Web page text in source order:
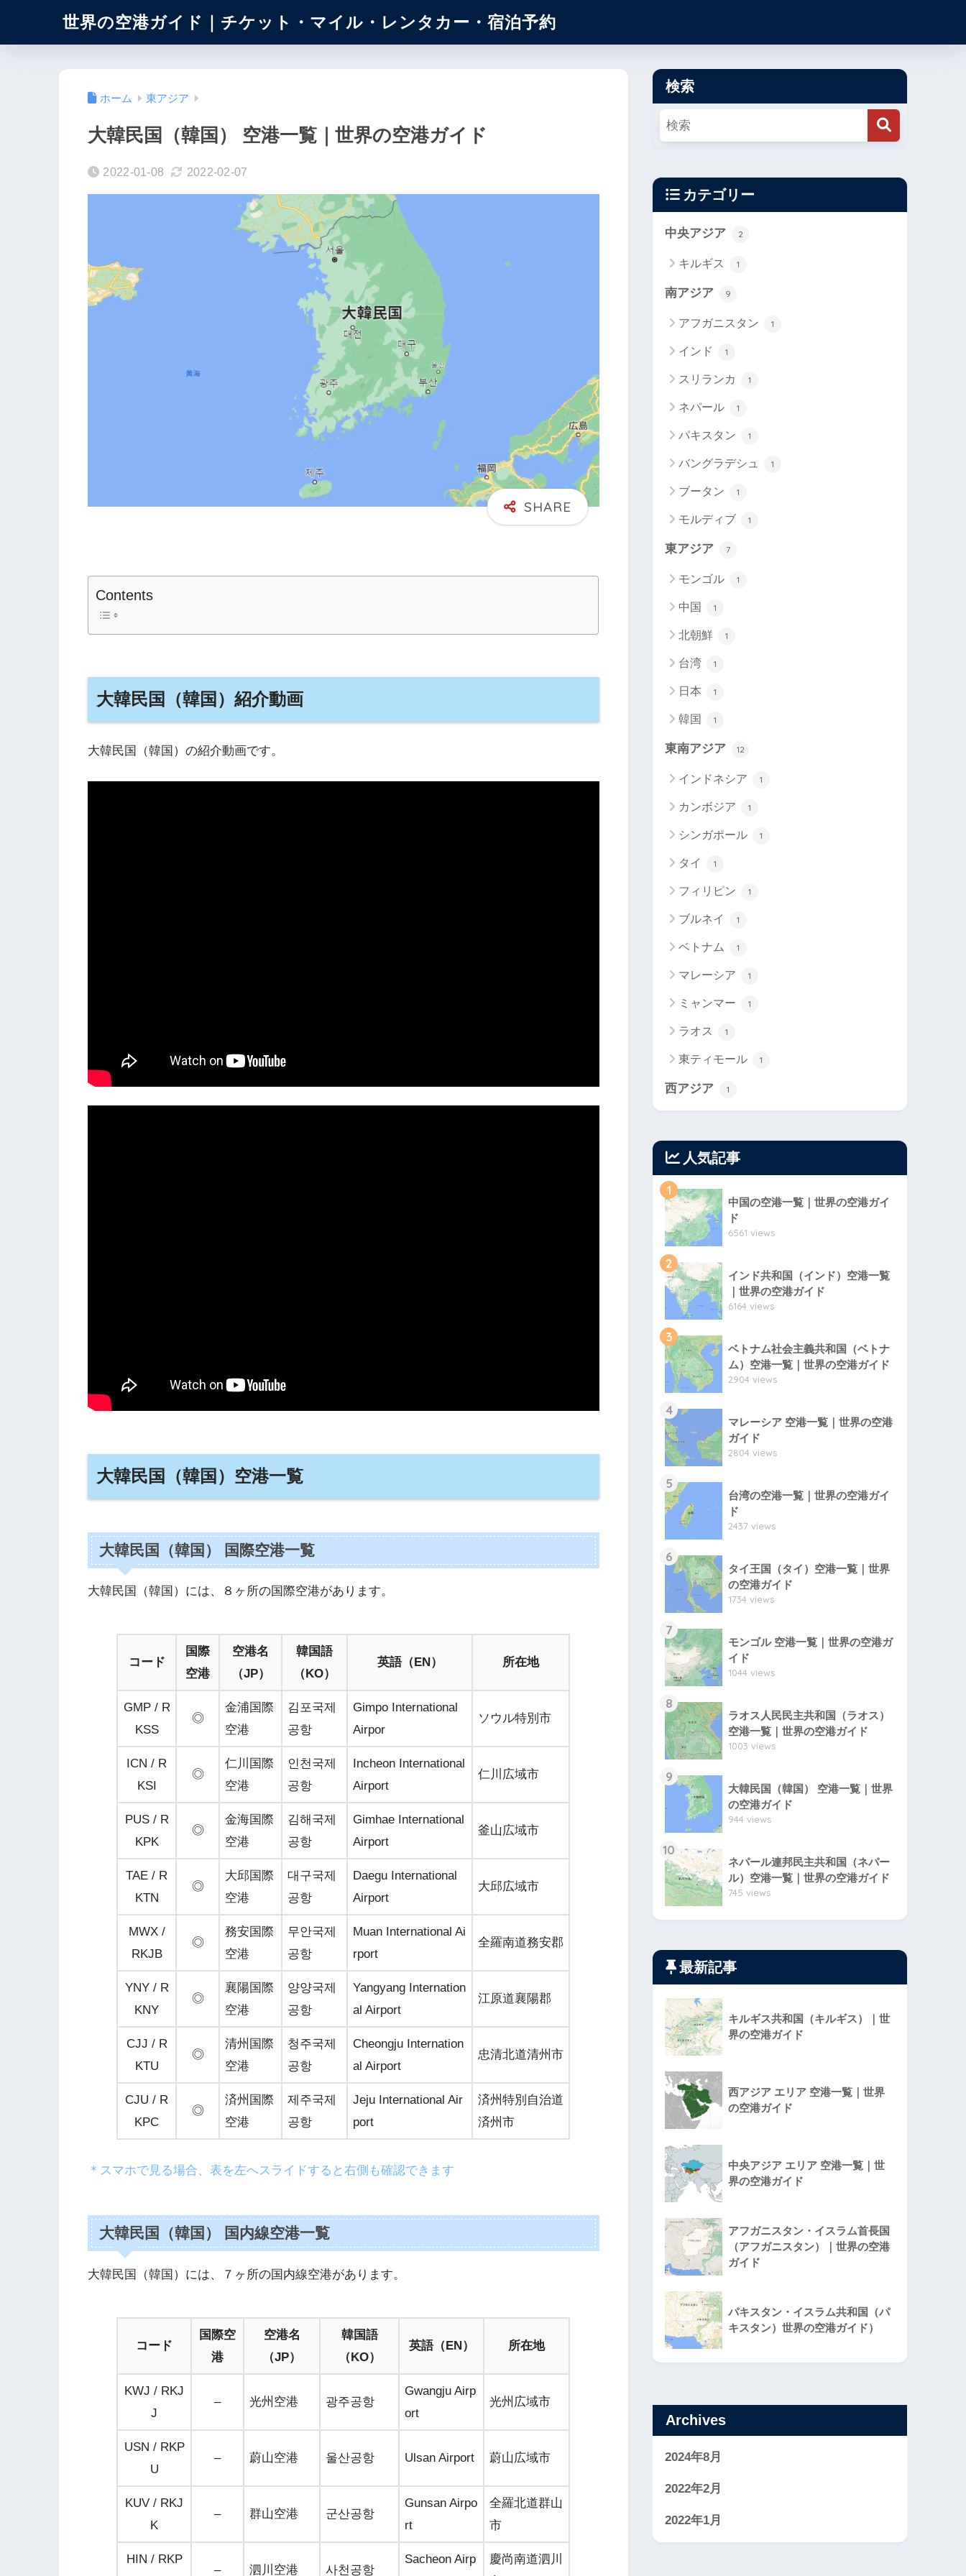
世界の空港ガイド｜チケット・マイル・レンタカー・宿泊予約
ホーム 東アジア
大韓民国（韓国） 空港一覧｜世界の空港ガイド
2022-01-08 2022-02-07
Contents
大韓民国（韓国）紹介動画
大韓民国（韓国）の紹介動画です。
大韓民国（韓国）空港一覧
大韓民国（韓国） 国際空港一覧
大韓民国（韓国）には、８ヶ所の国際空港があります。
コード
国際
空港
空港名
（JP）
韓国語
（KO）
英語（EN） 所在地
GMP / R
KSS
◎
金浦国際
空港
김포국제
공항
Gimpo International
Airpor
ソウル特別市
ICN / R
KSI
◎
仁川国際
空港
인천국제
공항
Incheon International
Airport
仁川広域市
PUS / R
KPK
◎
金海国際
空港
김해국제
공항
Gimhae International
Airport
釜山広域市
TAE / R
KTN
◎
大邱国際
空港
대구국제
공항
Daegu International
Airport
大邱広域市
MWX /
RKJB
◎
務安国際
空港
무안국제
공항
Muan International Ai
rport
全羅南道務安郡
YNY / R
KNY
◎
襄陽国際
空港
양양국제
공항
Yangyang Internation
al Airport
江原道襄陽郡
CJJ / R
KTU
◎
清州国際
空港
청주국제
공항
Cheongju Internation
al Airport
忠清北道清州市
CJU / R
KPC
◎
済州国際
空港
제주국제
공항
Jeju International Air
port
済州特別自治道
済州市
＊スマホで見る場合、表を左へスライドすると右側も確認できます
大韓民国（韓国） 国内線空港一覧
大韓民国（韓国）には、７ヶ所の国内線空港があります。
コード
国際空
港
空港名
（JP）
韓国語
（KO）
英語（EN） 所在地
KWJ / RKJ
J
– 光州空港 광주공항
Gwangju Airp
ort
光州広域市
USN / RKP
U
– 蔚山空港 울산공항 Ulsan Airport 蔚山広域市
KUV / RKJ
K
– 群山空港 군산공항
Gunsan Airpo
rt
全羅北道群山
市
HIN / RKP
– 泗川空港 사천공항
Sacheon Airp
慶尚南道泗川
検索
カテゴリー
中央アジア 2
キルギス 1
南アジア 9
アフガニスタン 1
インド 1
スリランカ 1
ネパール 1
パキスタン 1
バングラデシュ 1
ブータン 1
モルディブ 1
東アジア 7
モンゴル 1
中国 1
北朝鮮 1
台湾 1
日本 1
韓国 1
東南アジア 12
インドネシア 1
カンボジア 1
シンガポール 1
タイ 1
フィリピン 1
ブルネイ 1
ベトナム 1
マレーシア 1
ミャンマー 1
ラオス 1
東ティモール 1
西アジア 1
人気記事
1
中国の空港一覧｜世界の空港ガイ
ド
6561 views
2
インド共和国（インド）空港一覧
｜世界の空港ガイド
6164 views
3
ベトナム社会主義共和国（ベトナ
ム）空港一覧｜世界の空港ガイド
2904 views
4
マレーシア 空港一覧｜世界の空港
ガイド
2804 views
5
台湾の空港一覧｜世界の空港ガイ
ド
2437 views
6
タイ王国（タイ）空港一覧｜世界
の空港ガイド
1734 views
7
モンゴル 空港一覧｜世界の空港ガ
イド
1044 views
8
ラオス人民民主共和国（ラオス）
空港一覧｜世界の空港ガイド
1003 views
9
大韓民国（韓国） 空港一覧｜世界
の空港ガイド
944 views
10
ネパール連邦民主共和国（ネパー
ル）空港一覧｜世界の空港ガイド
745 views
最新記事
キルギス共和国（キルギス）｜世
界の空港ガイド
西アジア エリア 空港一覧｜世界
の空港ガイド
中央アジア エリア 空港一覧｜世
界の空港ガイド
アフガニスタン・イスラム首長国
（アフガニスタン）｜世界の空港
ガイド
パキスタン・イスラム共和国（パ
キスタン）世界の空港ガイド）
Archives
2024年8月
2022年2月
2022年1月